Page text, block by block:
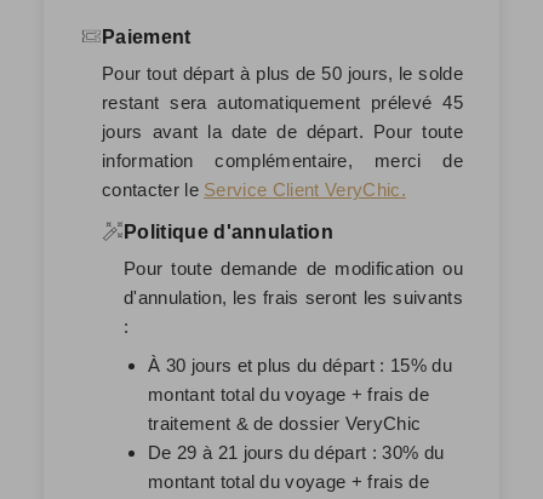
Paiement
Pour tout départ à plus de 50 jours, le solde
restant sera automatiquement prélevé45
jours avant la date de départ. Pour toute
information complémentaire, merci de
contacter le Service Client VeryChic.
Politique d'annulation
Pour toute demande de modification ou
d'annulation, les frais seront les suivants
:
À 30 jours et plus du départ : 15% du
montant total du voyage + frais de
traitement & de dossier VeryChic
De 29 à 21 jours du départ : 30% du
montant total du voyage + frais de